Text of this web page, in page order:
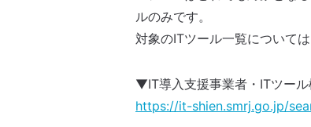
ルのみです。
対象のITツール一覧について
▼IT導入支援事業者・ITツール
https://it-shien.smrj.go.jp/